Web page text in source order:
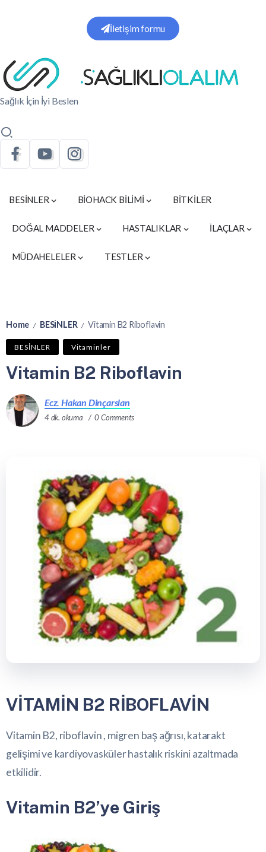
İletişim formu
Sağlık İçin İyi Beslen
BESİNLER BİOHACK BİLİMİ BİTKİLER
DOĞAL MADDELER HASTALIKLAR İLAÇLAR
MÜDAHELELER TESTLER
Home / BESİNLER / Vitamin B2 Riboflavin
BESİNLER Vitaminler
Vitamin B2 Riboflavin
Ecz. Hakan Dinçarslan
4 dk. okuma 0 Comments
VİTAMİN B2 RİBOFLAVİN
Vitamin B2, riboflavin , migren baş ağrısı, katarakt
gelişimi ve kardiyovasküler hastalık riskini azaltmada
etkilidir.
Vitamin B2’ye Giriş